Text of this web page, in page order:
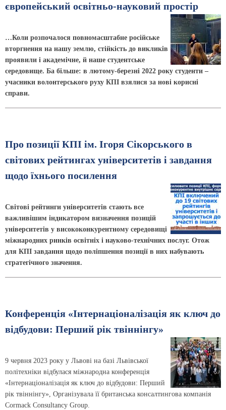
європейський освітньо-науковий простір
…Коли розпочалося повномасштабне російське
вторгнення на нашу землю, стійкість до викликів
проявили і академічне, й наше студентське
середовище. Ба більше: в лютому-березні 2022 року студенти –
учасники волонтерського руху КПІ взялися за нові корисні
справи.
Про позиції КПІ ім. Ігоря Сікорського в
світових рейтингах університетів і завдання
щодо їхнього посилення
Світові рейтинги університетів стають все
важливішим індикатором визначення позицій
університетів у висококонкурентному середовищі
міжнародних ринків освітніх і науково-технічних послуг. Отож
для КПІ завдання щодо поліпшення позиції в них набувають
стратегічного значення.
Конференція «Інтернаціоналізація як ключ до
відбудови: Перший рік твіннінгу»
9 червня 2023 року у Львові на базі Львівської
політехніки відбулася міжнародна конференція
«Інтернаціоналізація як ключ до відбудови: Перший
рік твіннінгу», Організувала її британська консалтингова компанія
Cormack Consultancy Group.